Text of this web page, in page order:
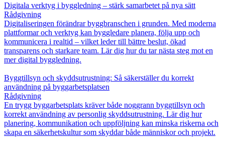
Digitala verktyg i byggledning – stärk samarbetet på nya sätt
Rådgivning
Digitaliseringen förändrar byggbranschen i grunden. Med moderna
plattformar och verktyg kan byggledare planera, följa upp och
kommunicera i realtid – vilket leder till bättre beslut, ökad
transparens och starkare team. Lär dig hur du tar nästa steg mot en
mer digital byggledning.
Byggtillsyn och skyddsutrustning: Så säkerställer du korrekt
användning på byggarbetsplatsen
Rådgivning
En trygg byggarbetsplats kräver både noggrann byggtillsyn och
korrekt användning av personlig skyddsutrustning. Lär dig hur
planering, kommunikation och uppföljning kan minska riskerna och
skapa en säkerhetskultur som skyddar både människor och projekt.